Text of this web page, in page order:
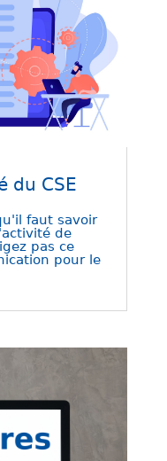
du CSE
faut savoir
de
pas ce
pour le